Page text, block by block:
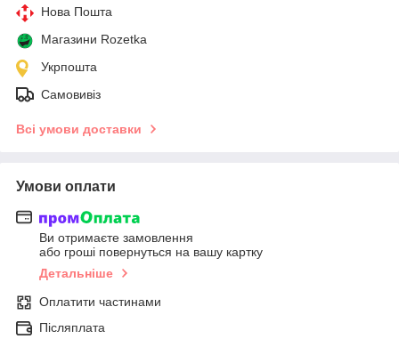
Нова Пошта
Магазини Rozetka
Укрпошта
Самовивіз
Всі умови доставки
Умови оплати
Ви отримаєте замовлення
або гроші повернуться на вашу картку
Детальніше
Оплатити частинами
Післяплата